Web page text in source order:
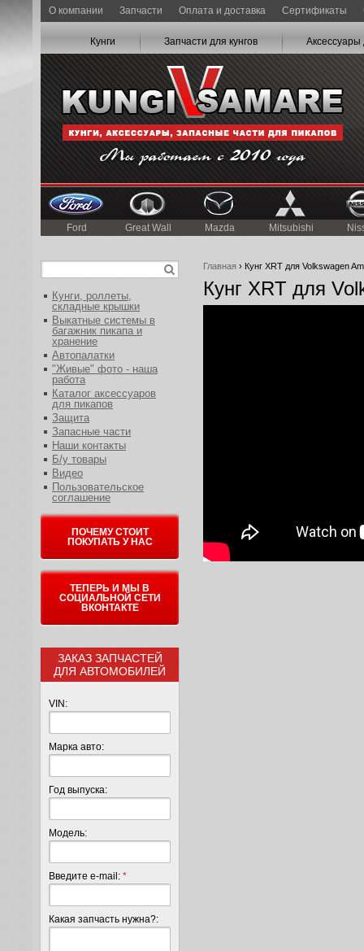
О компании Запчасти Оплата и доставка Сертификаты
Кунги Запчасти для кунгов Аксессуары
Ford Great Wall Mazda Mitsubishi
Главная › Кунг XRT для Volkswagen
Кунг XRT для
Кунги, роллеты,
складные крышки
Выкатные системы в
багажник пикапа и
хранение
Автопалатки
"Живые" фото - наша
работа
Каталог аксессуаров
для пикапов
Защита
Запасные части
Наши контакты
Б/у товары
Видео
Пользовательское
соглашение
ПОЧЕМУ СТОИТ
ПОКУПАТЬ У НАС
ТЕПЕРЬ И МЫ В
СОЦИАЛЬНОЙ СЕТИ
ВКОНТАКТЕ
ЗАКАЗ ЗАПЧАСТЕЙ
ДЛЯ АВТОМОБИЛЕЙ
VIN:
Марка авто:
Год выпуска:
Модель:
Введите e-mail: *
Какая запчасть нужна?: